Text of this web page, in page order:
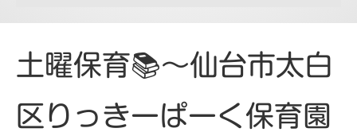
土曜保育📚～仙台市太白
区りっきーぱーく保育園